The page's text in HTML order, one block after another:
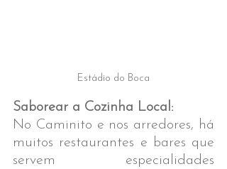
Estádio do Boca
Saborear a Cozinha Local:
No Caminito e nos arredores, há
muitos restaurantes e bares que
servem especialidades